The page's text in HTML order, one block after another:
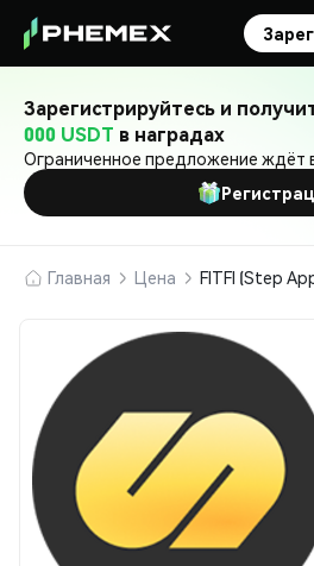
Зарегистрируйтесь и
000 USDT в наградах
Ограниченное предложение ждёт
Главная Цена FITFI (Step